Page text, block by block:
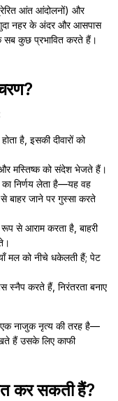
आंत आंदोलनों) और
नहर के अंदर और आसपास
सब कुछ प्रभावित करते हैं।
है, इसकी दीवारों को
मस्तिष्क को संदेश भेजते हैं।
निर्णय लेता है—यह वह
जाने पर गुस्सा करते
से आराम करता है, बाहरी
मल को नीचे धकेलती हैं; पेट
स्नैप करते हैं, निरंतरता बनाए
नाजुक नृत्य की तरह है—
हैं उसके लिए काफी
कर सकती हैं?